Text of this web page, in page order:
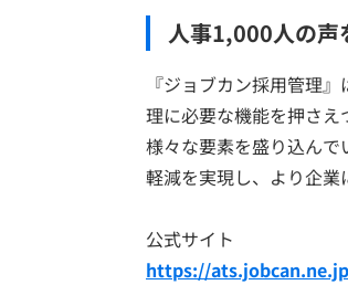
人事1,000人の声
『ジョブカン採用管理
理に必要な機能を押さ
様々な要素を盛り込ん
軽減を実現し、より企業
公式サイト
https://